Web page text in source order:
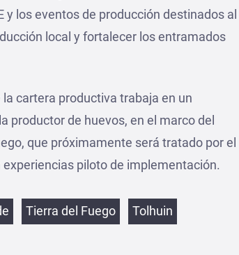
y los eventos de producción destinados al
local y fortalecer los entramados
cartera productiva trabaja en un
productor de huevos, en el marco del
que próximamente será tratado por el
piloto de implementación.
Tierra del Fuego Tolhuin